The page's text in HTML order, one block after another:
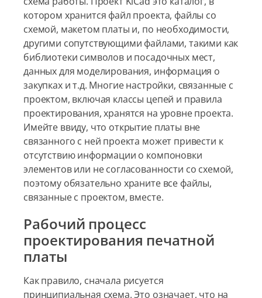
котором хранится файл проекта, файлы со
схемой, макетом платы и, по необходимости,
другими сопутствующими файлами, такими как
библиотеки символов и посадочных мест,
данных для моделирования, информация о
закупках и т.д. Многие настройки, связанные с
проектом, включая классы цепей и правила
проектирования, хранятся на уровне проекта.
Имейте ввиду, что открытие платы вне
связанного с ней проекта может привести к
отсутствию информации о компоновки
элементов или не согласованности со схемой,
поэтому обязательно храните все файлы,
связанные с проектом, вместе.
Рабочий процесс
проектирования печатной
платы
Как правило, сначала рисуется
принципиальная схема. Это означает, что на